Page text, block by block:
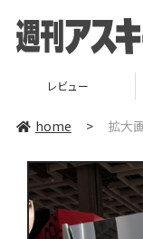
レビュー
home > 拡大